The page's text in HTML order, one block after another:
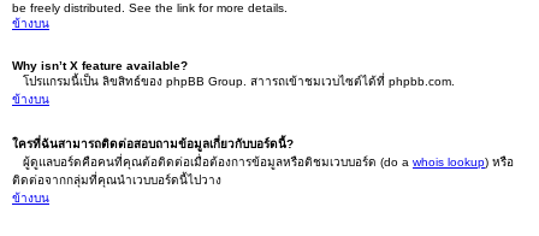
be freely distributed. See the link for more details.
ข้างบน
Why isn’t X feature available?
โปรแกรมนี้เป็น ลิขสิทธ์ของ phpBB Group. สาารถเข้าชมเวบไซต์ได้ที่ phpbb.com.
ข้างบน
ใครที่ฉันสามารถติดต่อสอบถามข้อมูลเกี่ยวกับบอร์ดนี้?
ผู้ดูแลบอร์ดคือคนที่คุณต้อติดต่อเมื่อต้องการข้อมูลหรือติชมเวบบอร์ด (do a whois lookup) หรือ
ติดต่อจากกลุ่มที่คุณนำเวบบอร์ดนี้ไปวาง
ข้างบน